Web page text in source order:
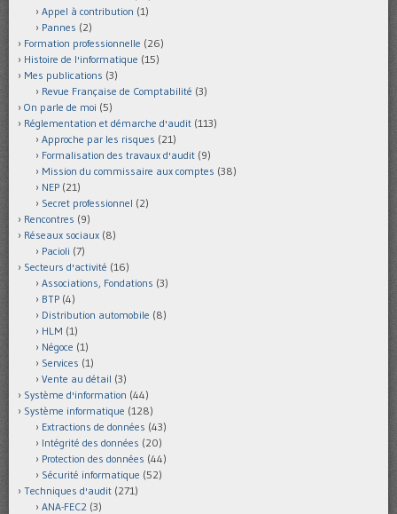
Appel à contribution (1)
Pannes (2)
Formation professionnelle (26)
Histoire de l'informatique (15)
Mes publications (3)
Revue Française de Comptabilité (3)
On parle de moi (5)
Réglementation et démarche d'audit (113)
Approche par les risques (21)
Formalisation des travaux d'audit (9)
Mission du commissaire aux comptes (38)
NEP (21)
Secret professionnel (2)
Rencontres (9)
Réseaux sociaux (8)
Pacioli (7)
Secteurs d'activité (16)
Associations, Fondations (3)
BTP (4)
Distribution automobile (8)
HLM (1)
Négoce (1)
Services (1)
Vente au détail (3)
Système d'information (44)
Système informatique (128)
Extractions de données (43)
Intégrité des données (20)
Protection des données (44)
Sécurité informatique (52)
Techniques d'audit (271)
ANA-FEC2 (3)